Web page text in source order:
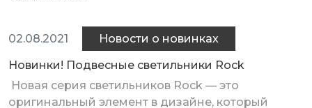
02.08.2021
Новости о новинках
Новинки! Подвесные светильники Rock
Новая серия светильников Rock — это
оригинальный элемент в дизайне, который